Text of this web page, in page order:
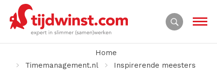
Home
Timemanagement.nl
Inspirerende meesters